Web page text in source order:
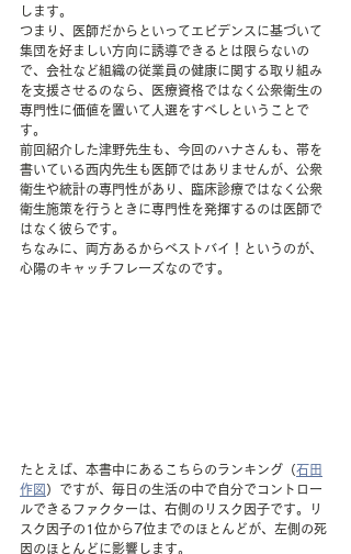
します。
つまり、医師だからといってエビデンスに基づいて
集団を好ましい方向に誘導できるとは限らないの
で、会社など組織の従業員の健康に関する取り組み
を支援させるのなら、医療資格ではなく公衆衛生の
専門性に価値を置いて人選をすべしということで
す。
前回紹介した津野先生も、今回のハナさんも、帯を
書いている西内先生も医師ではありませんが、公衆
衛生や統計の専門性があり、臨床診療ではなく公衆
衛生施策を行うときに専門性を発揮するのは医師で
はなく彼らです。
ちなみに、両方あるからベストバイ！というのが、
心陽のキャッチフレーズなのです。
たとえば、本書中にあるこちらのランキング（石田
作図 ）ですが、毎日の生活の中で自分でコントロー
ルできるファクターは、右側のリスク因子です。リ
スク因子の1位から7位までのほとんどが、左側の死
因のほとんどに影響します。